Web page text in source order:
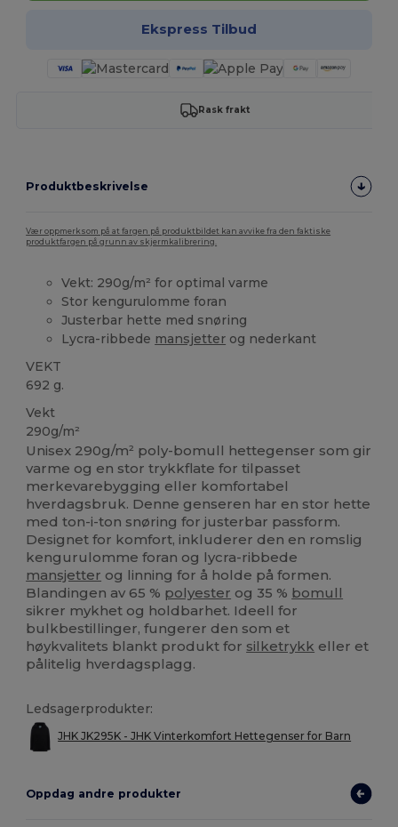
Ekspress Tilbud
Rask frakt
Produktbeskrivelse
Vær oppmerksom på at fargen på produktbildet kan avvike fra den faktiske
produktfargen på grunn av skjermkalibrering.
Vekt: 290g/m² for optimal varme
Stor kengurulomme foran
Justerbar hette med snøring
Lycra-ribbede mansjetter og nederkant
VEKT
692 g.
Vekt
290g/m²
Unisex 290g/m² poly-bomull hettegenser som gir
varme og en stor trykkflate for tilpasset
merkevarebygging eller komfortabel
hverdagsbruk. Denne genseren har en stor hette
med ton-i-ton snøring for justerbar passform.
Designet for komfort, inkluderer den en romslig
kengurulomme foran og lycra-ribbede
mansjetter og linning for å holde på formen.
Blandingen av 65 % polyester og 35 % bomull
sikrer mykhet og holdbarhet. Ideell for
bulkbestillinger, fungerer den som et
høykvalitets blankt produkt for silketrykk eller et
pålitelig hverdagsplagg.
Ledsagerprodukter:
JHK JK295K - JHK Vinterkomfort Hettegenser for Barn
Oppdag andre produkter